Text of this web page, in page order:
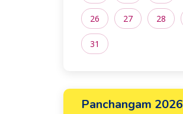
26 27 28
31
Panchangam 2026